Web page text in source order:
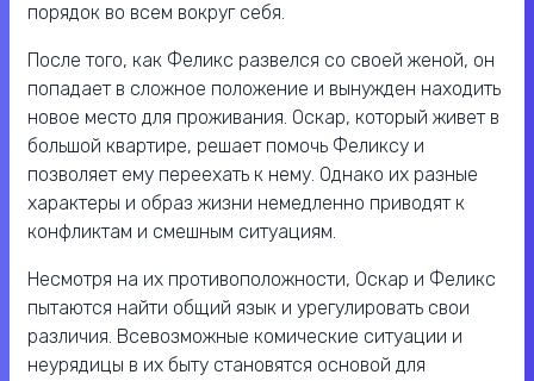
порядок во всем вокруг себя.
После того, как Феликс развелся со своей женой, он
попадает в сложное положение и вынужден находить
новое место для проживания. Оскар, который живет в
большой квартире, решает помочь Феликсу и
позволяет ему переехать к нему. Однако их разные
характеры и образ жизни немедленно приводят к
конфликтам и смешным ситуациям.
Несмотря на их противоположности, Оскар и Феликс
пытаются найти общий язык и урегулировать свои
различия. Всевозможные комические ситуации и
неурядицы в их быту становятся основой для